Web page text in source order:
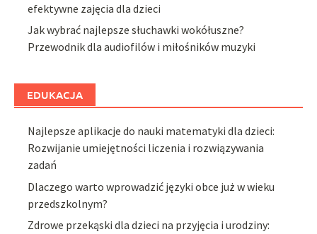
efektywne zajęcia dla dzieci
Jak wybrać najlepsze słuchawki wokółuszne?
Przewodnik dla audiofilów i miłośników muzyki
EDUKACJA
Najlepsze aplikacje do nauki matematyki dla dzieci:
Rozwijanie umiejętności liczenia i rozwiązywania
zadań
Dlaczego warto wprowadzić języki obce już w wieku
przedszkolnym?
Zdrowe przekąski dla dzieci na przyjęcia i urodziny: